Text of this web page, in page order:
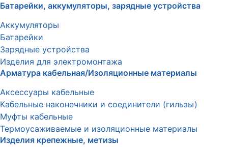
Батарейки, аккумуляторы, зарядные устройства
Аккумуляторы
Батарейки
Зарядные устройства
Изделия для электромонтажа
Арматура кабельная/Изоляционные материалы
Аксессуары кабельные
Кабельные наконечники и соединители (гильзы)
Муфты кабельные
Термоусаживаемые и изоляционные материалы
Изделия крепежные, метизы